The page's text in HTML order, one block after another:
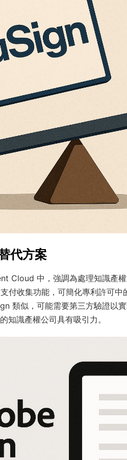
代方案
Cloud 中，強調為處理知識產
付收集功能，可簡化專利許可
類似，可能需要第三方驗證以
知識產權公司具有吸引力。